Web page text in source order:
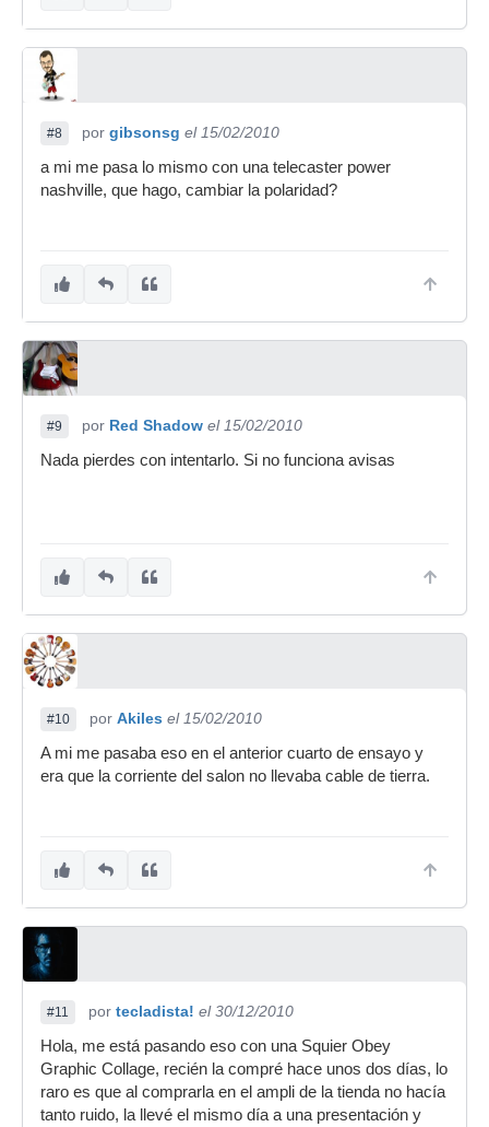
#8 por gibsonsg el 15/02/2010
a mi me pasa lo mismo con una telecaster power
nashville, que hago, cambiar la polaridad?
#9 por Red Shadow el 15/02/2010
Nada pierdes con intentarlo. Si no funciona avisas
#10 por Akiles el 15/02/2010
A mi me pasaba eso en el anterior cuarto de ensayo y
era que la corriente del salon no llevaba cable de tierra.
#11 por tecladista! el 30/12/2010
Hola, me está pasando eso con una Squier Obey
Graphic Collage, recién la compré hace unos dos días, lo
raro es que al comprarla en el ampli de la tienda no hacía
tanto ruido, la llevé el mismo día a una presentación y